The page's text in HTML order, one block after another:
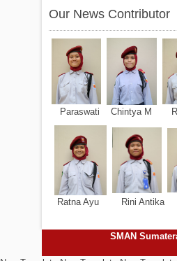
Our News Contributor
Paraswati Chintya
Ratna Ayu Rini
SMAN